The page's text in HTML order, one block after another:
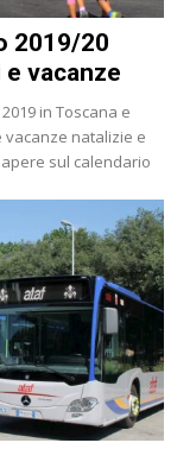
2019/20
vacanze
in Toscana e
vacanze natalizie e
sul calendario